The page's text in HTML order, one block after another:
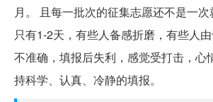
月。 且每一批次的征集志愿还不是一
只有1-2天，有些人备感折磨，有些人
不准确，填报后失利，感觉受打击，心
持科学、认真、冷静的填报。